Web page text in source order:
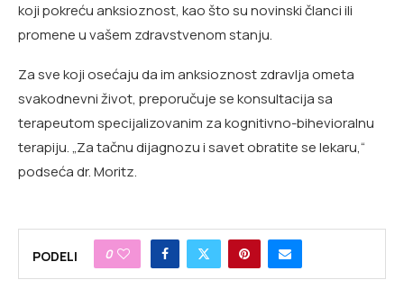
koji pokreću anksioznost, kao što su novinski članci ili
promene u vašem zdravstvenom stanju.
Za sve koji osećaju da im anksioznost zdravlja ometa
svakodnevni život, preporučuje se konsultacija sa
terapeutom specijalizovanim za kognitivno-bihevioralnu
terapiju. „Za tačnu dijagnozu i savet obratite se lekaru,“
podseća dr. Moritz.
PODELI 0